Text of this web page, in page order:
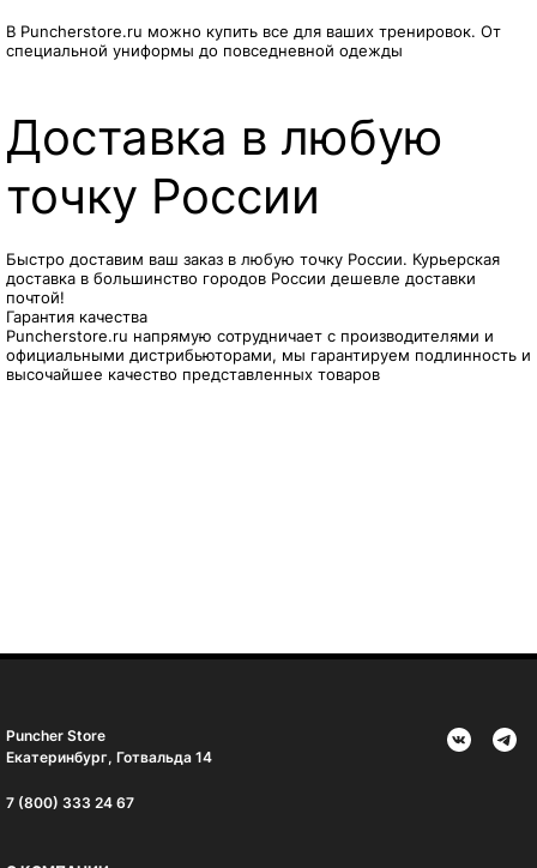
В Puncherstore.ru можно купить все для ваших тренировок. От
специальной униформы до повседневной одежды
Доставка в любую
точку России
Быстро доставим ваш заказ в любую точку России. Курьерская
доставка в большинство городов России дешевле доставки
почтой!
Гарантия качества
Puncherstore.ru напрямую сотрудничает с производителями и
официальными дистрибьюторами, мы гарантируем подлинность и
высочайшее качество представленных товаров
Puncher Store
Екатеринбург, Готвальда 14
7 (800) 333 24 67